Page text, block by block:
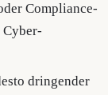
Compliance-
dringender